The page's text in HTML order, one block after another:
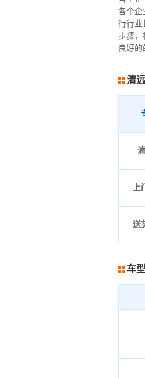
各个企
行行业
步骤，
良好
清
送
车